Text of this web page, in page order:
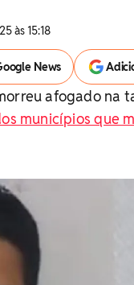
às 15:18
News
afogado na
municípios que